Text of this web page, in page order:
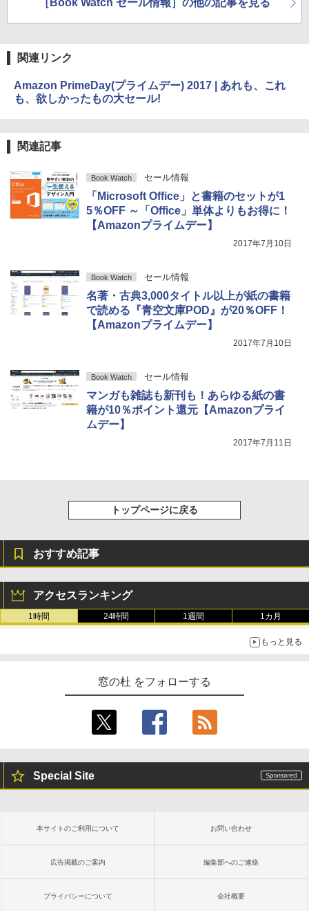
関連リンク
Amazon PrimeDay(プライムデー) 2017 | あれも、これ
も、欲しかったもの大セール!
関連記事
Book Watch セール情報
「Microsoft Office」と書籍のセットが1
5％OFF ～「Office」単体よりもお得に！
【Amazonプライムデー】
2017年7月10日
Book Watch セール情報
名著・古典3,000タイトル以上が紙の書籍
で読める『青空文庫POD』が20％OFF！
【Amazonプライムデー】
2017年7月10日
Book Watch セール情報
マンガも雑誌も新刊も！あらゆる紙の書
籍が10％ポイント還元【Amazonプライ
ムデー】
2017年7月11日
トップページに戻る
おすすめ記事
アクセスランキング
1時間 24時間 1週間 1カ月
もっと見る
窓の杜 をフォローする
Special Site
本サイトのご利用について お問い合わせ
広告掲載のご案内 編集部へのご連絡
プライバシーについて 会社概要